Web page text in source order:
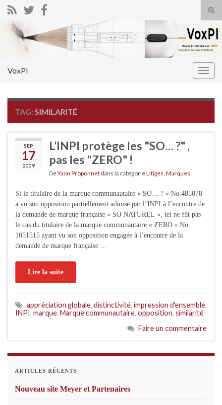
Search for:
VoxPI
TAG: SIMILARITÉ
SEP
17
2009
L’INPI protège les "SO… ?" ,
pas les "ZERO" !
DeYann Proponnet dans la catégorieLitiges Marques
Si le titulaire de la marque communautaire « SO… ? » No.485078
a vu son opposition partiellement admise par l’INPI à l’encontre de
la demande de marque française « SO NATUREL », tel ne fût pas
le cas du titulaire de la marque communautaire « ZERO » No.
1051515 ayant vu son opposition engagée à l’encontre de la
demande de marque française …
Lire la suite
appréciation globale, distinctivité, impression d'ensemble,
INPI, marque, Marque communautaire, opposition, similarité
Faire un commentaire
ARTICLES RÉCENTS
Nouveau site Meyer et Partenaires